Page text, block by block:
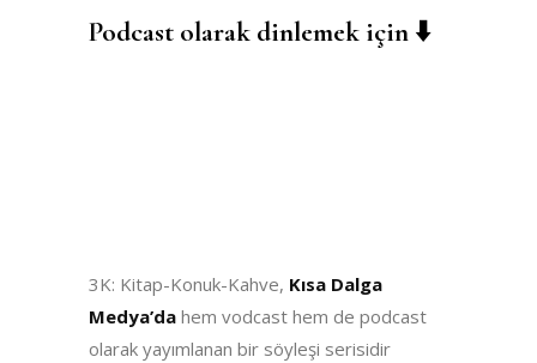
Podcast olarak dinlemek için ⬇️
3K: Kitap-Konuk-Kahve, Kısa Dalga
Medya’da hem vodcast hem de podcast
olarak yayımlanan bir söyleşi serisidir